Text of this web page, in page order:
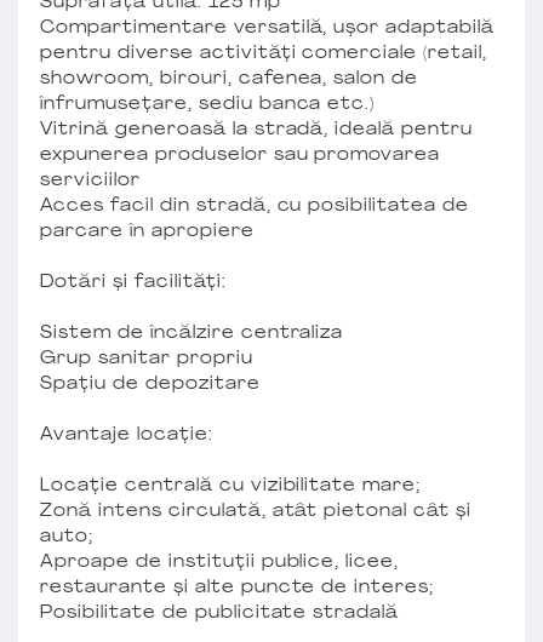
Compartimentare versatilă, ușor adaptabilă
pentru diverse activități comerciale (retail,
showroom, birouri, cafenea, salon de
înfrumusețare, sediu banca etc.)
Vitrină generoasă la stradă, ideală pentru
expunerea produselor sau promovarea
serviciilor
Acces facil din stradă, cu posibilitatea de
parcare în apropiere
Dotări și facilități:
Sistem de încălzire centraliza
Grup sanitar propriu
Spațiu de depozitare
Avantaje locație:
Locație centrală cu vizibilitate mare;
Zonă intens circulată, atât pietonal cât și
auto;
Aproape de instituții publice, licee,
restaurante și alte puncte de interes;
Posibilitate de publicitate stradală